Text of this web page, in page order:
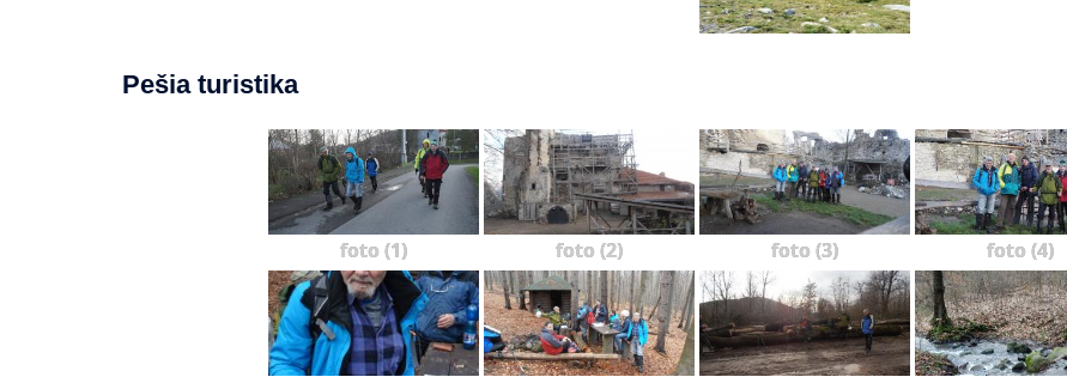
Pešia turistika
foto (1) foto (2) foto (3) foto (4)